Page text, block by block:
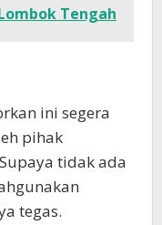
Tengah
ini segera
pihak
tidak ada
tegas.